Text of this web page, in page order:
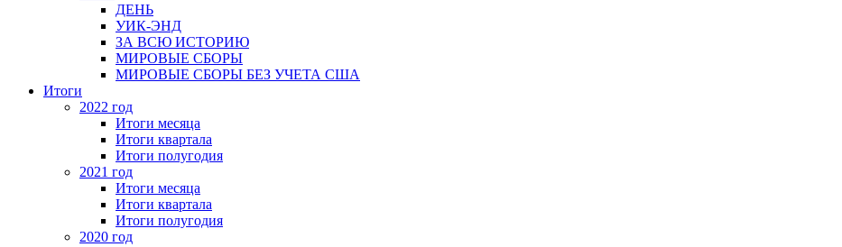
ДЕНЬ
УИК-ЭНД
ЗА ВСЮ ИСТОРИЮ
МИРОВЫЕ СБОРЫ
МИРОВЫЕ СБОРЫ БЕЗ УЧЕТА США
Итоги
2022 год
Итоги месяца
Итоги квартала
Итоги полугодия
2021 год
Итоги месяца
Итоги квартала
Итоги полугодия
2020 год